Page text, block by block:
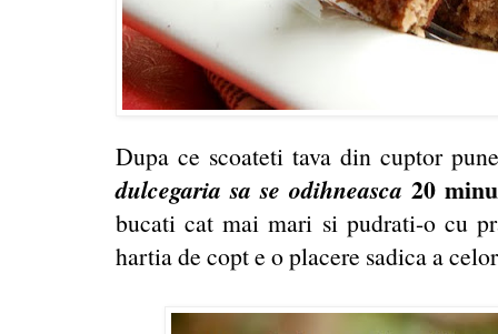
Dupa ce scoateti tava din cuptor
dulcegaria sa se odihneasca 20
bucati cat mai mari si pudrati-o cu
hartia de copt e o placere sadica a